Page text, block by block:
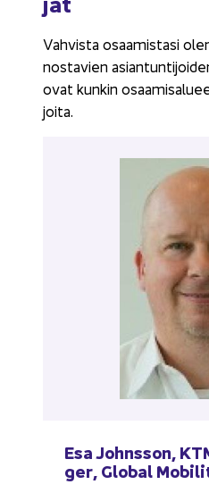
Vah­vis­ta osaa­mis­ta­si
nos­ta­vien
ovat kun­kin
joi­ta.
Esa Johns­son,
ger, Glo­bal